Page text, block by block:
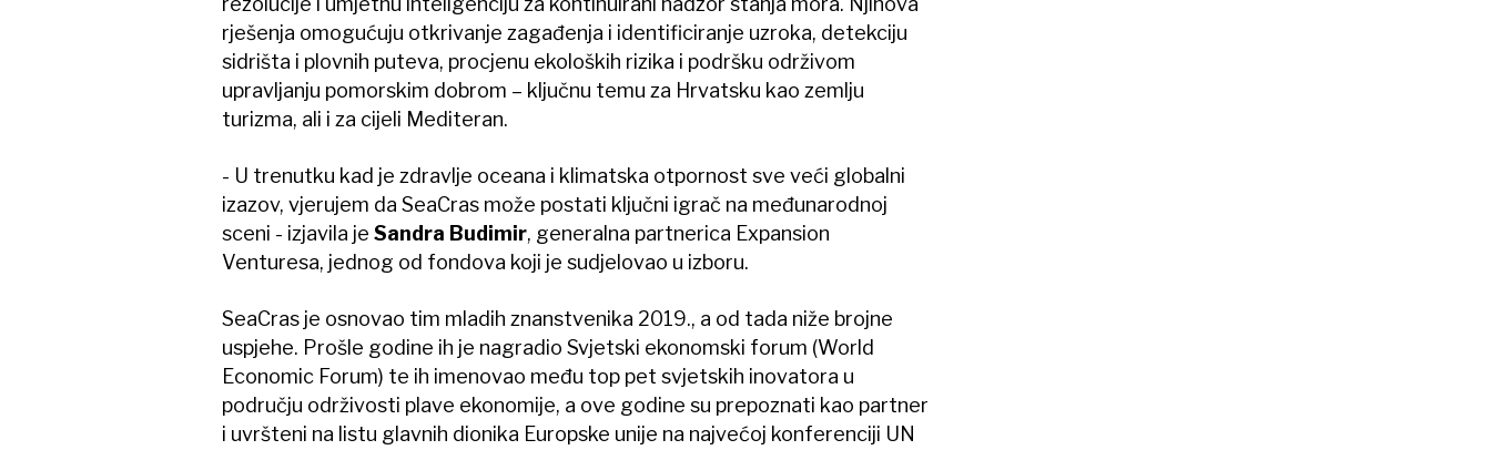
rješenja omogućuju otkrivanje zagađenja i identificiranje uzroka, detekciju
sidrišta i plovnih puteva, procjenu ekoloških rizika i podršku održivom
upravljanju pomorskim dobrom – ključnu temu za Hrvatsku kao zemlju
turizma, ali i za cijeli Mediteran.
- U trenutku kad je zdravlje oceana i klimatska otpornost sve veći globalni
izazov, vjerujem da SeaCras može postati ključni igrač na međunarodnoj
sceni - izjavila je Sandra Budimir, generalna partnerica Expansion
Venturesa, jednog od fondova koji je sudjelovao u izboru.
SeaCras je osnovao tim mladih znanstvenika 2019., a od tada niže brojne
uspjehe. Prošle godine ih je nagradio Svjetski ekonomski forum (World
Economic Forum) te ih imenovao među top pet svjetskih inovatora u
području održivosti plave ekonomije, a ove godine su prepoznati kao partner
i uvršteni na listu glavnih dionika Europske unije na najvećoj konferenciji UN